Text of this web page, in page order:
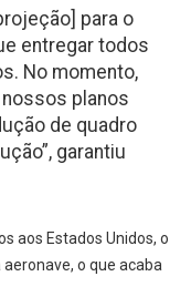
para o
entregar todos
No momento,
planos
de quadro
garantiu
aos Estados Unidos, o
o que acaba